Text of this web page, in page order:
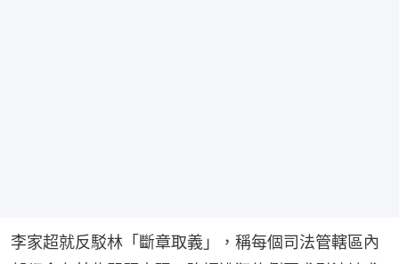
李家超就反駁林「斷章取義」，稱每個司法管轄區內